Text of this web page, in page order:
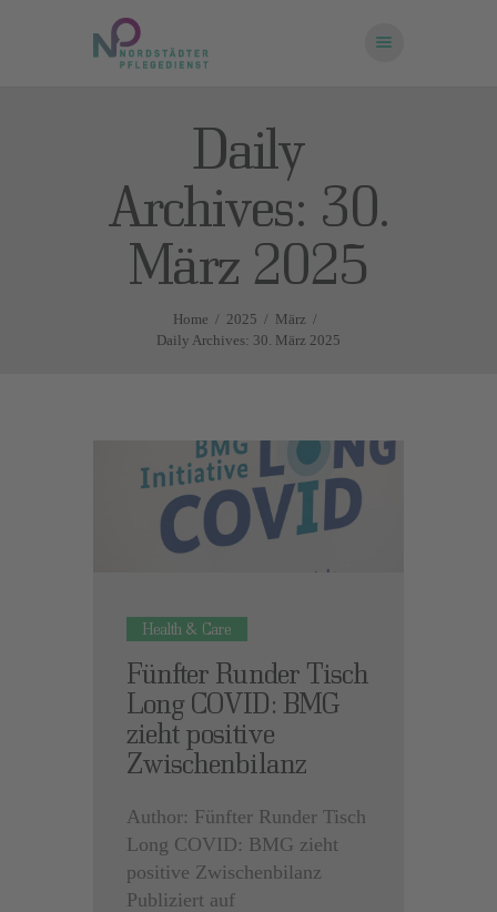
Daily
Archives: 30.
März 2025
Home 2025
März
Daily Archives: 30. März 2025
ÜBER UNS
FRAGEN UND
ANTWORTEN
KONTAKT
Health & Care
Fünfter Runder Tisch
Long COVID: BMG
zieht positive
Zwischenbilanz
Author: Fünfter Runder Tisch
Long COVID: BMG zieht
positive Zwischenbilanz
Publiziert auf